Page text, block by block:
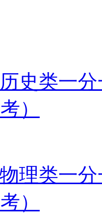
史类一
）
理类一
）